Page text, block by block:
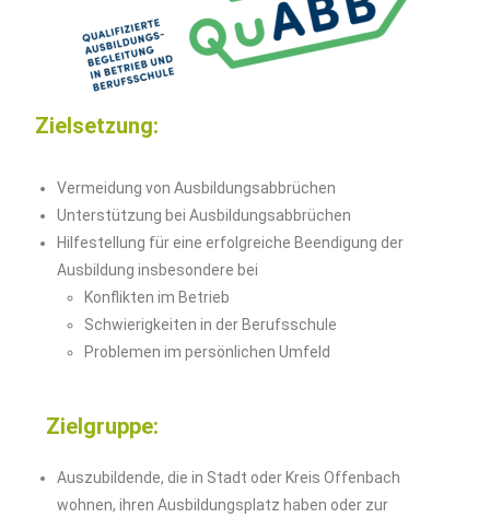
Zielsetzung:
Vermeidung von Ausbildungsabbrüchen
Unterstützung bei Ausbildungsabbrüchen
Hilfestellung für eine erfolgreiche Beendigung der
Ausbildung insbesondere bei
Konflikten im Betrieb
Schwierigkeiten in der Berufsschule
Problemen im persönlichen Umfeld
Zielgruppe:
Auszubildende, die in Stadt oder Kreis Offenbach
wohnen, ihren Ausbildungsplatz haben oder zur